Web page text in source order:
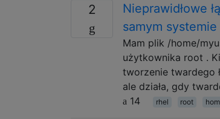
2
Nieprawidłowe
samym
Mam plik /home/
użytkownika root .
tworzenie twardego
ale działa, gdy
14
rhel root